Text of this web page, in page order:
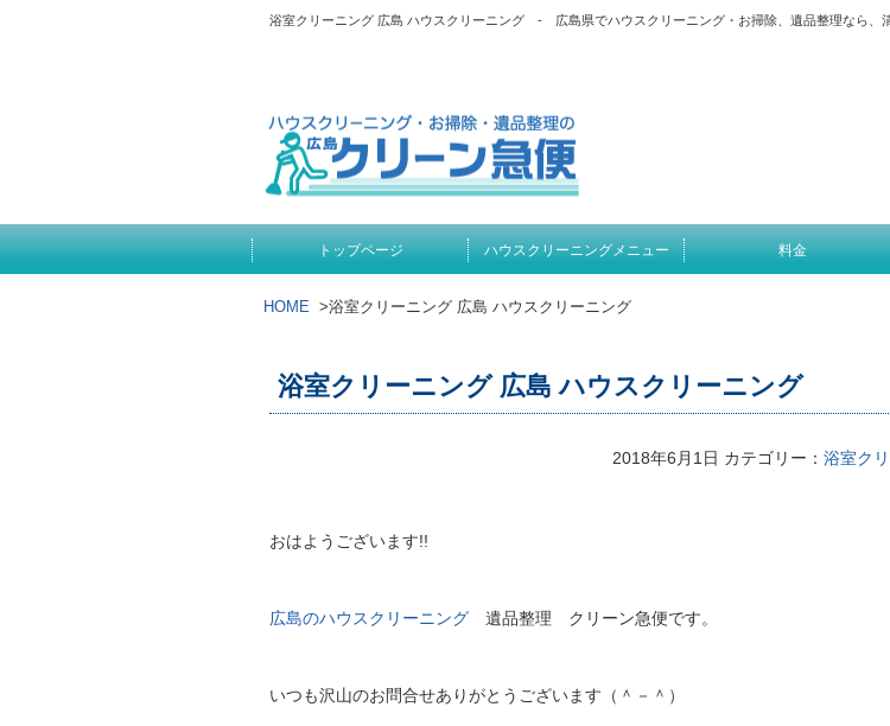
浴室クリーニング 広島 ハウスクリーニング - 広島県でハウスクリーニング・お掃除、遺品整理なら、
トップページ ハウスクリーニングメニュー 料金
HOME >浴室クリーニング 広島 ハウスクリーニング
浴室クリーニング 広島 ハウスクリーニング
2018年6月1日 カテゴリー： 浴室ク
おはようございます!!
広島のハウスクリーニング 遺品整理 クリーン急便です。
いつも沢山のお問合せありがとうございます（＾－＾）